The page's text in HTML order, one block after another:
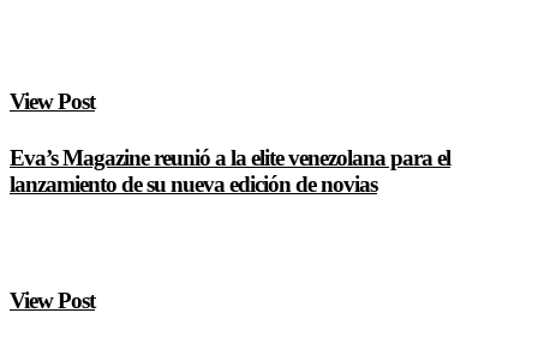
View Post
Eva’s Magazine reunió a la elite venezolana para el
lanzamiento de su nueva edición de novias
View Post